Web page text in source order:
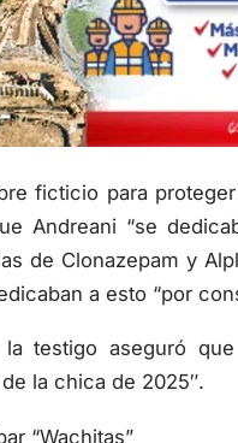
ficticio para
Andreani “se
de Clonazepam y
a esto “por
testigo aseguró
la chica de 2025″.
“Wachitas”